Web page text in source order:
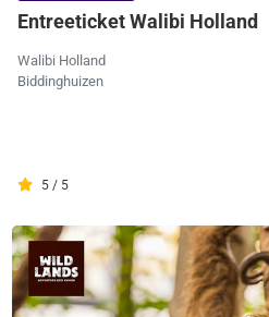
Entreeticket Walibi Holland
Walibi Holland
Biddinghuizen
5 / 5